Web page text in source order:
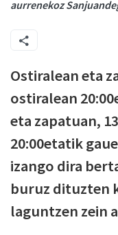
aurrenekoz
Ostiralean eta
ostiralean
eta zapatuan,
20:00etatik
izango dira
buruz dituzten
laguntzen zein